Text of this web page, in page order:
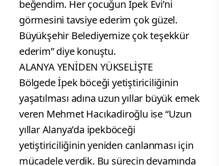
beğendim. Her çocuğun İpek Evi’ni
görmesini tavsiye ederim çok güzel.
Büyükşehir Belediyemize çok teşekkür
ederim” diye konuştu.
ALANYA YENİDEN YÜKSELİŞTE
Bölgede İpek böceği yetiştiriciliğinin
yaşatılması adına uzun yıllar büyük emek
veren Mehmet Hacıkadiroğlu ise “Uzun
yıllar Alanya’da ipekböceği
yetiştiriciliğinin yeniden canlanması için
mücadele verdik. Bu sürecin devamında